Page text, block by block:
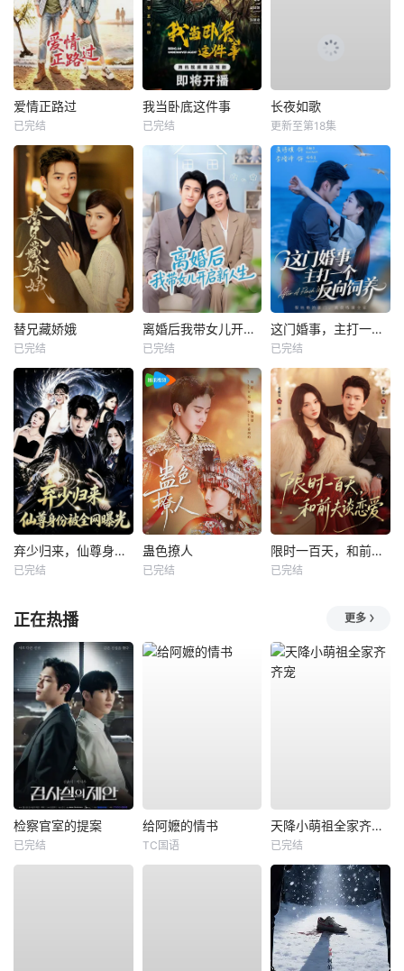
爱情正路过
已完结
我当卧底这件事
已完结
长夜如歌
更新至第18集
替兄藏娇娥
已完结
离婚后我带女儿开启新人生
已完结
这门婚事，主打一个反向饲养
已完结
弃少归来，仙尊身份被全网曝光
已完结
蛊色撩人
已完结
限时一百天，和前夫谈恋爱
已完结
正在热播 更多
检察官室的提案
已完结
给阿嬷的情书
TC国语
天降小萌祖全家齐齐宠
已完结